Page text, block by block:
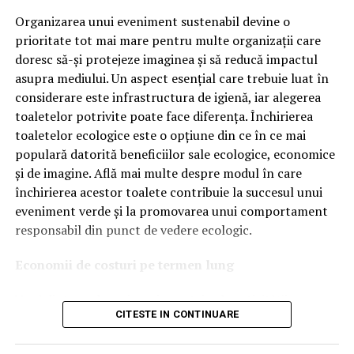
tehnologiile proprii și pentru numărul mare de aprobări
OEM.
Ce înseamnă Ravenol VMP?
DenumireaVMPidentifică o gamă de uleiuri dezvoltate
pentru motoare moderne care necesită performanțe
ridicate și compatibilitate cu numeroase specificații ale
constructorilor auto.
Acest produs este destinat în special motoarelor
moderne pe benzină și diesel, inclusiv celor echipate cu:
catalizatoare moderne;
sisteme Start-Stop.
Organizarea unui eveniment sustenabil devine o
prioritate tot mai mare pentru multe organizații care
doresc să-și protejeze imaginea și să reducă impactul
asupra mediului. Un aspect esențial care trebuie luat în
considerare este infrastructura de igienă, iar alegerea
toaletelor potrivite poate face diferența. Închirierea
toaletelor ecologice este o opțiune din ce în ce mai
populară datorită beneficiilor sale ecologice, economice
și de imagine. Află mai multe despre modul în care
închirierea acestor toalete contribuie la succesul unui
eveniment verde și la promovarea unui comportament
responsabil din punct de vedere ecologic.
Economii de costuri pe termen lung
Unul dintre cele mai mari avantaje ale activității
închiriere toalete ecologiceeste economia de costuri.
CITESTE IN CONTINUARE